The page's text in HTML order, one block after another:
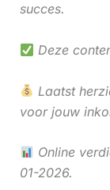
succes.
Deze
Laatst
voor jouw
Online
01-2026.